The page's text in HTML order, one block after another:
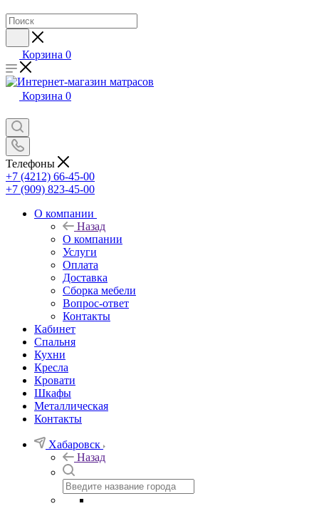
Корзина 0
Корзина 0
Телефоны
+7 (4212) 66-45-00
+7 (909) 823-45-00
О компании
Назад
О компании
Услуги
Оплата
Доставка
Сборка мебели
Вопрос-ответ
Контакты
Кабинет
Спальня
Кухни
Кресла
Кровати
Шкафы
Металлическая
Контакты
Хабаровск
Назад